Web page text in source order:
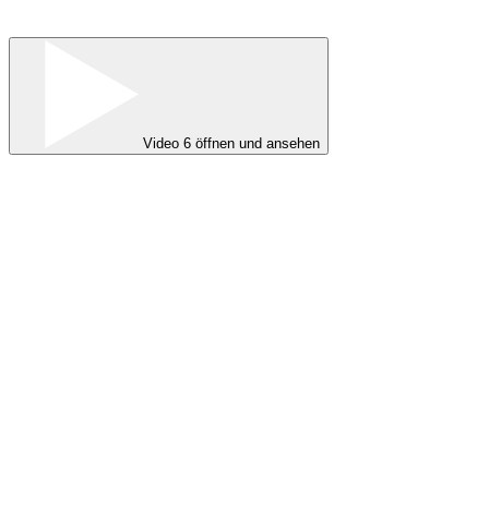
Video 6 öffnen und ansehen